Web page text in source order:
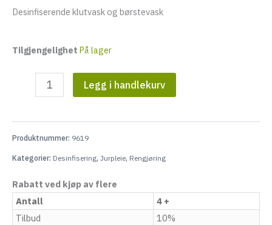
Desinfiserende klutvask og børstevask
Tilgjengelighet På lager
Dermisan,
antall
Legg i handlekurv
Produktnummer: 9619
Kategorier: Desinfisering, Jurpleie, Rengjøring
Rabatt ved kjøp av flere
Antall
4 +
Tilbud
10%